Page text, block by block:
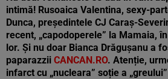
intimă! Rusoaica Valentina, sexy-
Dunca, președintele CJ Caraș-
recent, „capodoperele” la Mamaia,
lor. Și nu doar Bianca Drăgușanu a
paparazzii CANCAN.RO. Atenție,
infarct cu „nucleara” soție a